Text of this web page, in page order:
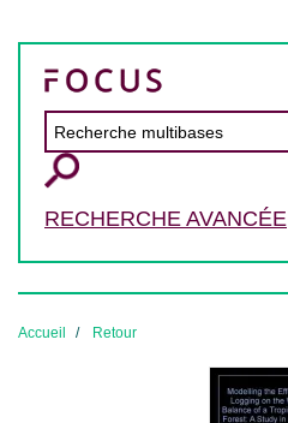
RECHERCHE AVANCÉE
Accueil Retour